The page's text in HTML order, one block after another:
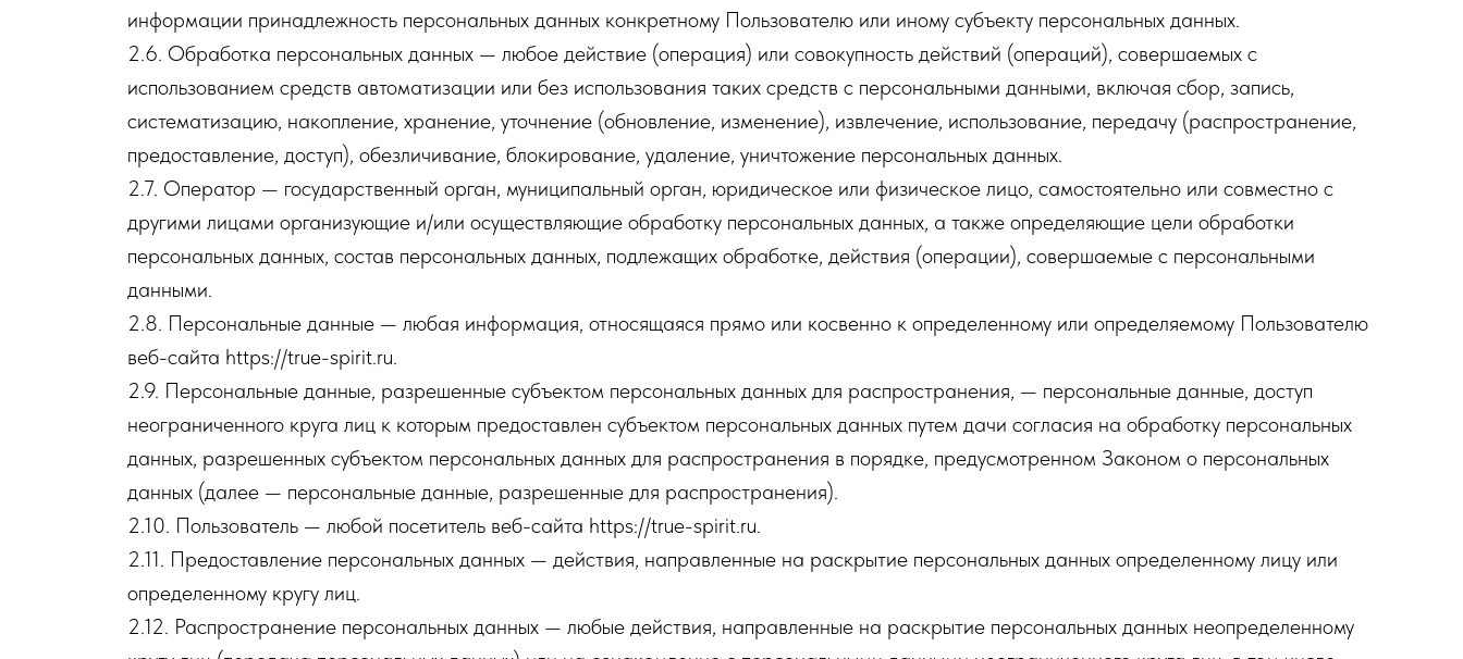
информации принадлежность персональных данных конкретному Пользователю или иному субъекту персональных данных.
2.6. Обработка персональных данных — любое действие (операция) или совокупность действий (операций), совершаемых с
использованием средств автоматизации или без использования таких средств с персональными данными, включая сбор, запись,
систематизацию, накопление, хранение, уточнение (обновление, изменение), извлечение, использование, передачу (распространение,
предоставление, доступ), обезличивание, блокирование, удаление, уничтожение персональных данных.
2.7. Оператор — государственный орган, муниципальный орган, юридическое или физическое лицо, самостоятельно или совместно с
другими лицами организующие и/или осуществляющие обработку персональных данных, а также определяющие цели обработки
персональных данных, состав персональных данных, подлежащих обработке, действия (операции), совершаемые с персональными
данными.
2.8. Персональные данные — любая информация, относящаяся прямо или косвенно к определенному или определяемому Пользователю
веб-сайта https://true-spirit.ru.
2.9. Персональные данные, разрешенные субъектом персональных данных для распространения, — персональные данные, доступ
неограниченного круга лиц к которым предоставлен субъектом персональных данных путем дачи согласия на обработку персональных
данных, разрешенных субъектом персональных данных для распространения в порядке, предусмотренном Законом о персональных
данных (далее — персональные данные, разрешенные для распространения).
2.10. Пользователь — любой посетитель веб-сайта https://true-spirit.ru.
2.11. Предоставление персональных данных — действия, направленные на раскрытие персональных данных определенному лицу или
определенному кругу лиц.
2.12. Распространение персональных данных — любые действия, направленные на раскрытие персональных данных неопределенному